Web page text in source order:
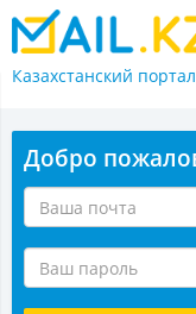
Казахстанский портал
Добро